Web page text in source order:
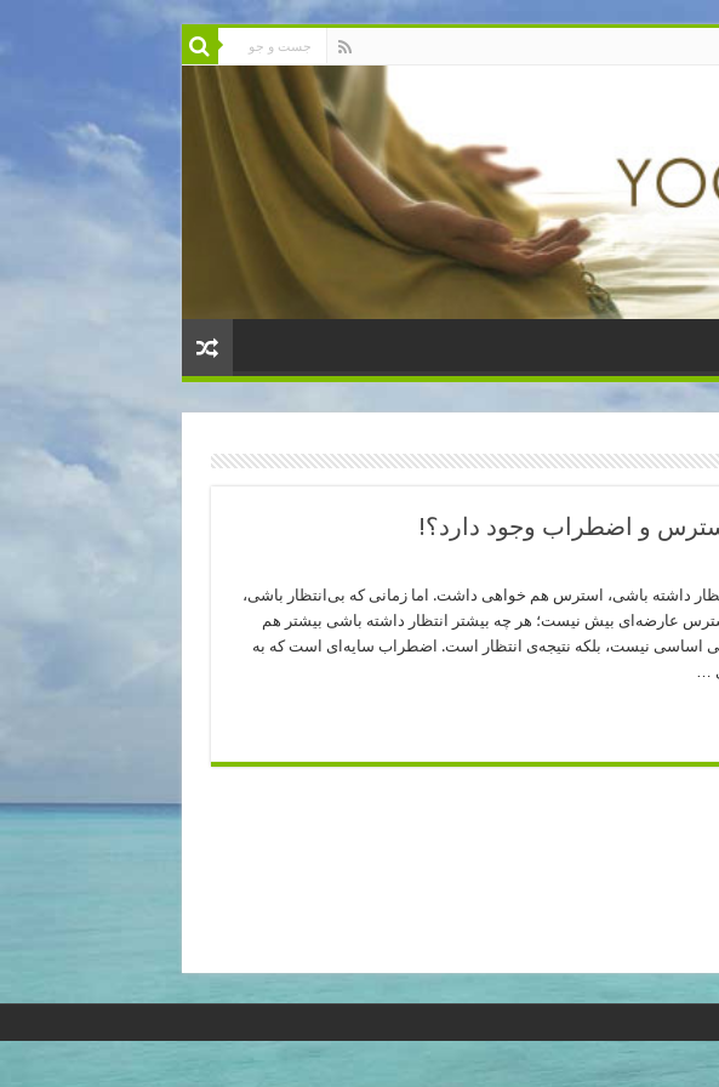
و اضطراب وجود دارد؟!
داشته باشی، استرس هم خواهی داشت. اما زمانی که بی‌انتظار باشی،
عارضه‌ای بیش نیست؛ هر چه بیشتر انتظار داشته باشی بیشتر هم
نیست، بلکه نتیجه‌ی انتظار است. اضطراب سایه‌ای است که به
…